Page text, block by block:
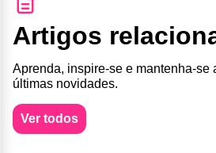
Artigos
Aprenda, inspire-se e mantenha-se
últimas novidades.
Ver todos